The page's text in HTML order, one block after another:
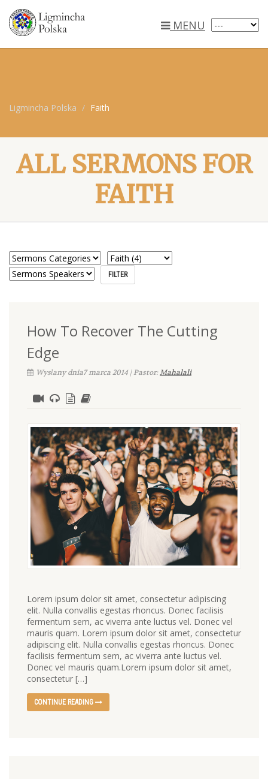
MENU
Ligmincha Polska Faith
ALL SERMONS FOR
FAITH
How To Recover The Cutting
Edge
Wysłany dnia7 marca 2014 | Pastor:Mahalali
Lorem ipsum dolor sit amet, consectetur adipiscing
elit. Nulla convallis egestas rhoncus. Donec facilisis
fermentum sem, ac viverra ante luctus vel. Donec vel
mauris quam. Lorem ipsum dolor sit amet, consectetur
adipiscing elit. Nulla convallis egestas rhoncus. Donec
facilisis fermentum sem, ac viverra ante luctus vel.
Donec vel mauris quam.Lorem ipsum dolor sit amet,
consectetur […]
CONTINUE READING